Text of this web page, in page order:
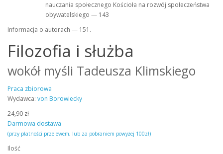
nauczania społecznego Kościoła na rozwój społeczeństwa
obywatelskiego — 143
Informacja o autorach — 151.
Filozofia i służba
wokół myśli Tadeusza Klimskiego
Praca zbiorowa
Wydawca: von Borowiecky
24,90 zł
Darmowa dostawa
(przy płatności przelewem, lub za pobraniem powyżej 100zł)
Ilość